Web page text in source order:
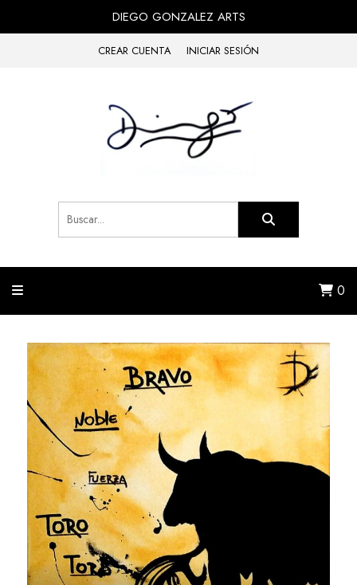
DIEGO GONZALEZ ARTS
CREAR CUENTA INICIAR SESIÓN
0